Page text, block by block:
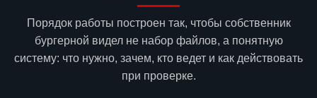
Порядок работы построен так, чтобы собственник
бургерной видел не набор файлов, а понятную
систему: что нужно, зачем, кто ведет и как действовать
при проверке.